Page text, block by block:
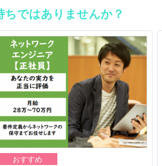
ではありませんか？
おすすめ